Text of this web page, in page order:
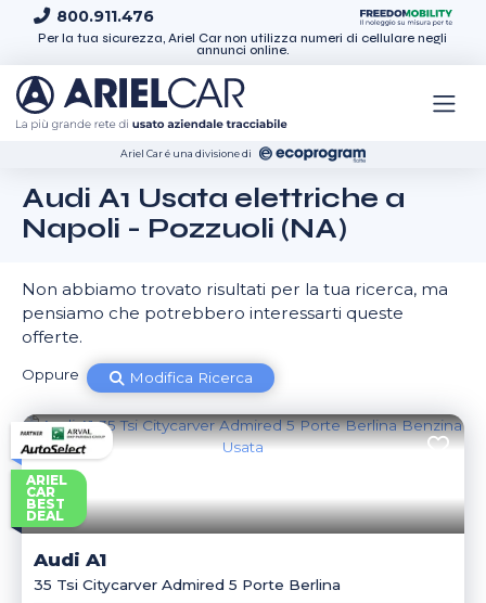
Skip to content
800.911.476
Per la tua sicurezza, Ariel Car non utilizza numeri di cellulare negli
annunci online.
Ariel Car é una divisione di
Audi A1 Usata elettriche a
Napoli - Pozzuoli (NA)
Non abbiamo trovato risultati per la tua ricerca, ma
pensiamo che potrebbero interessarti queste
offerte.
Oppure Modifica Ricerca
ARIEL
CAR
BEST
DEAL
Audi A1
35 Tsi Citycarver Admired 5 Porte Berlina